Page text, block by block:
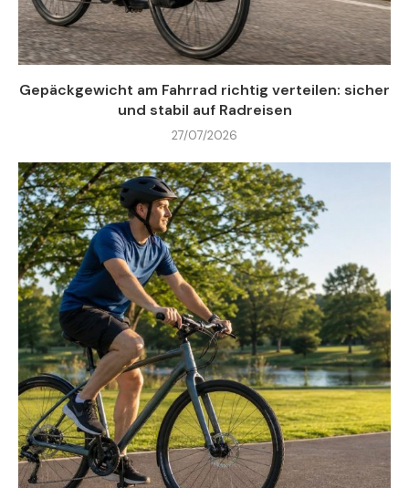
Gepäckgewicht am Fahrrad richtig verteilen: sicher
und stabil auf Radreisen
27/07/2026